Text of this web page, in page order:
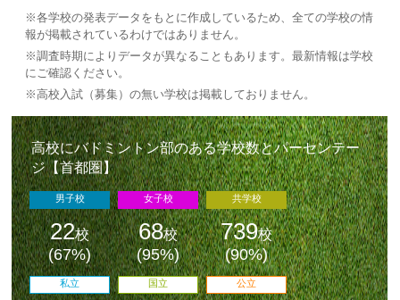
※各学校の発表データをもとに作成しているため、全ての学校の情
報が掲載されているわけではありません。
※調査時期によりデータが異なることもあります。最新情報は学校
にご確認ください。
※高校入試（募集）の無い学校は掲載しておりません。
高校にバドミントン部のある学校数とパーセンテー
ジ【首都圏】
男子校
22校
(67%)
女子校
68校
(95%)
共学校
739校
(90%)
私立 国立 公立